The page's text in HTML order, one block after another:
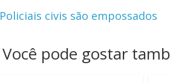
Policiais civis são empossados
Você pode gostar